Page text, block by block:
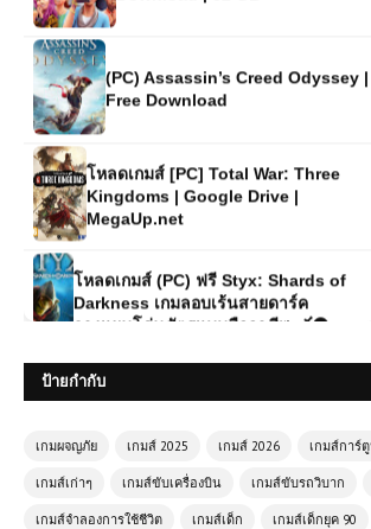
(PC) Assassin’s Creed Odyssey |
Free Download
โหลดเกมส์ [PC] Total War: Three
Kingdoms | Google Drive |
MegaUp.net
โหลดเกมส์ (PC) ฟรี Styx: Shards of
Darkness เกมลอบเร้นสายดาร์ค
วางแผนโค่นศัตรูแบบมืออาชีพ 🗡️🌑
โหลดเกมส์ (PC) ฟรี Arma 3
โหลดเกมส์ (PC) ฟรี Grounded เกมเอา
ชีวิตรอดไซส์จิ๋ว ผจญภัยโลกสวนหลัง
ป้ายกำกับ
เกมผจญภัย เกมส์ 2025 เกมส์ 2026 เกมส์การ์
เกมส์เก่าๆ เกมส์ขับเครื่องบิน เกมส์ขับรถวิบาก
เกมส์จำลองการใช้ชีวิต เกมส์เด็ก เกมส์เด็กยุค 90